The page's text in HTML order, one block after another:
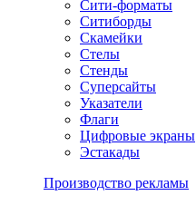
Сити-форматы
Ситиборды
Скамейки
Стелы
Стенды
Суперсайты
Указатели
Флаги
Цифровые экраны
Эстакады
Производство рекламы